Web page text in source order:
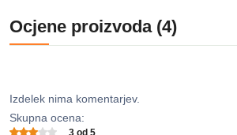
Ocjene proizvoda (4)
Izdelek nima komentarjev.
Skupna ocena:
3 od 5